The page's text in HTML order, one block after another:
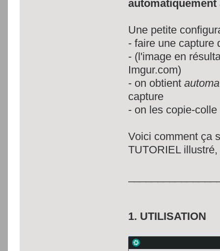
Une petite
- faire une capture
- (l'image en
Imgur.com)
- on obtient
capture
- on les copie-
Voici comment ça
TUTORIEL
1. UTILISATION